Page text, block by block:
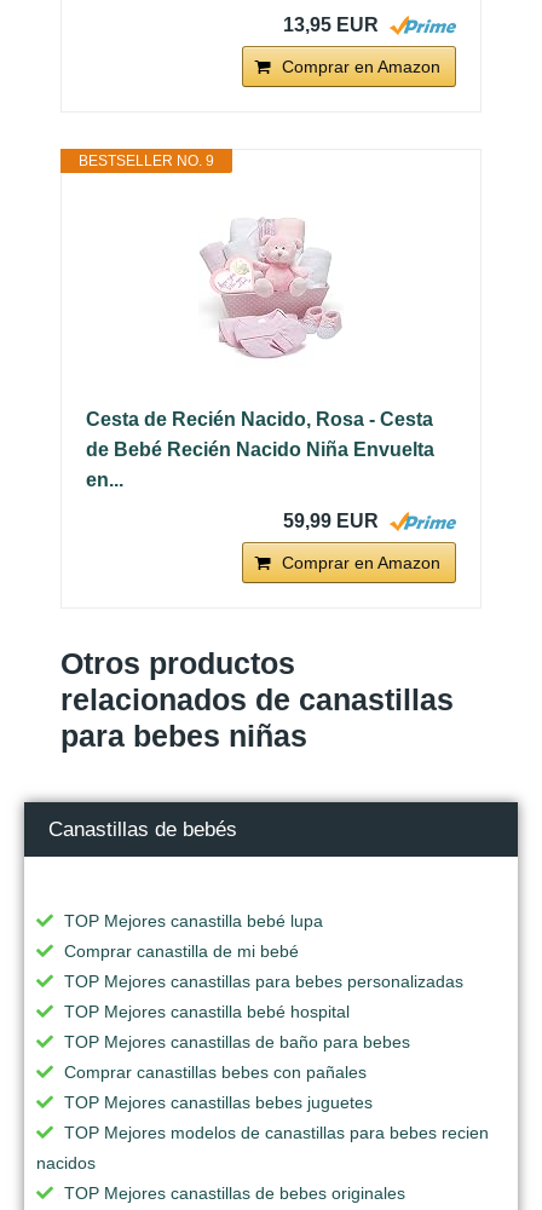
13,95 EUR
Comprar en Amazon
BESTSELLER NO. 9
Cesta de Recién Nacido, Rosa - Cesta
de Bebé Recién Nacido Niña Envuelta
en...
59,99 EUR
Comprar en Amazon
Otros productos
relacionados de canastillas
para bebes niñas
Canastillas de bebés
TOP Mejores canastilla bebé lupa
Comprar canastilla de mi bebé
TOP Mejores canastillas para bebes personalizadas
TOP Mejores canastilla bebé hospital
TOP Mejores canastillas de baño para bebes
Comprar canastillas bebes con pañales
TOP Mejores canastillas bebes juguetes
TOP Mejores modelos de canastillas para bebes recien
nacidos
TOP Mejores canastillas de bebes originales